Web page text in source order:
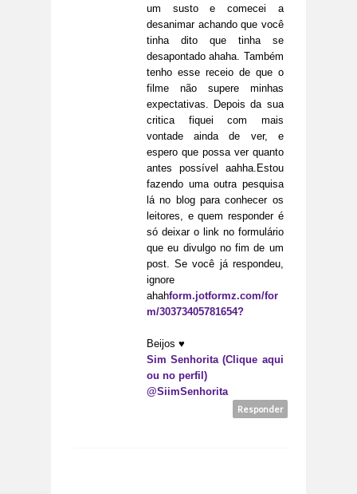
um susto e comecei a
desanimar achando que você
tinha dito que tinha se
desapontado ahaha. Também
tenho esse receio de que o
filme não supere minhas
expectativas. Depois da sua
critica fiquei com mais
vontade ainda de ver, e
espero que possa ver quanto
antes possível aahha.Estou
fazendo uma outra pesquisa
lá no blog para conhecer os
leitores, e quem responder é
só deixar o link no formulário
que eu divulgo no fim de um
post. Se você já respondeu,
ignore
ahahform.jotformz.com/for
m/30373405781654?
Beijos ♥
Sim Senhorita (Clique aqui
ou no perfil)
@SiimSenhorita
Responder